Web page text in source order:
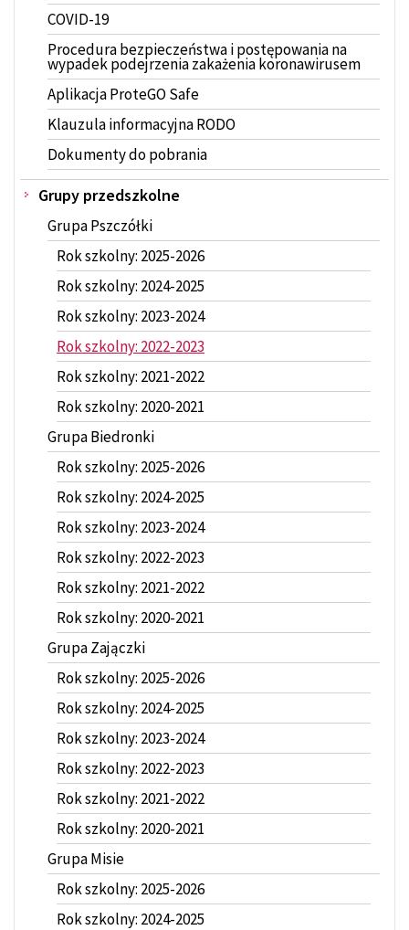
COVID-19
Procedura bezpieczeństwa i postępowania na
wypadek podejrzenia zakażenia koronawirusem
Aplikacja ProteGO Safe
Klauzula informacyjna RODO
Dokumenty do pobrania
Grupy przedszkolne
Grupa Pszczółki
Rok szkolny: 2025-2026
Rok szkolny: 2024-2025
Rok szkolny: 2023-2024
Rok szkolny: 2022-2023
Rok szkolny: 2021-2022
Rok szkolny: 2020-2021
Grupa Biedronki
Rok szkolny: 2025-2026
Rok szkolny: 2024-2025
Rok szkolny: 2023-2024
Rok szkolny: 2022-2023
Rok szkolny: 2021-2022
Rok szkolny: 2020-2021
Grupa Zajączki
Rok szkolny: 2025-2026
Rok szkolny: 2024-2025
Rok szkolny: 2023-2024
Rok szkolny: 2022-2023
Rok szkolny: 2021-2022
Rok szkolny: 2020-2021
Grupa Misie
Rok szkolny: 2025-2026
Rok szkolny: 2024-2025